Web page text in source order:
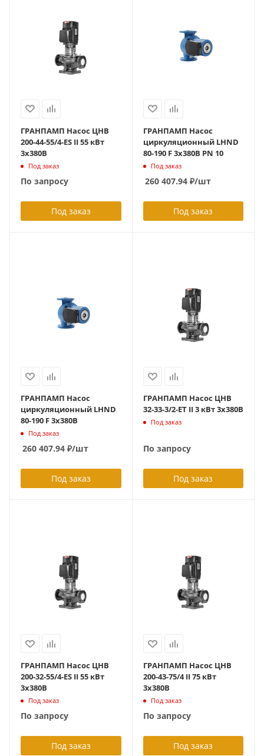
ГРАНПАМП Насос ЦНВ
200-44-55/4-ES II 55 кВт
3х380В
Под заказ
По запросу
Под заказ
ГРАНПАМП Насос
циркуляционный LHND
80-190 F 3х380В PN 10
Под заказ
260 407.94₽/шт
Под заказ
ГРАНПАМП Насос
циркуляционный LHND
80-190 F 3х380В
Под заказ
260 407.94 ₽/шт
Под заказ
ГРАНПАМП Насос ЦНВ
32-33-3/2-ET II 3 кВт 3х380В
Под заказ
По запросу
Под заказ
ГРАНПАМП Насос ЦНВ
200-32-55/4-ES II 55 кВт
3х380В
Под заказ
По запросу
Под заказ
ГРАНПАМП Насос ЦНВ
200-43-75/4 II 75 кВт
3х380В
Под заказ
По запросу
Под заказ